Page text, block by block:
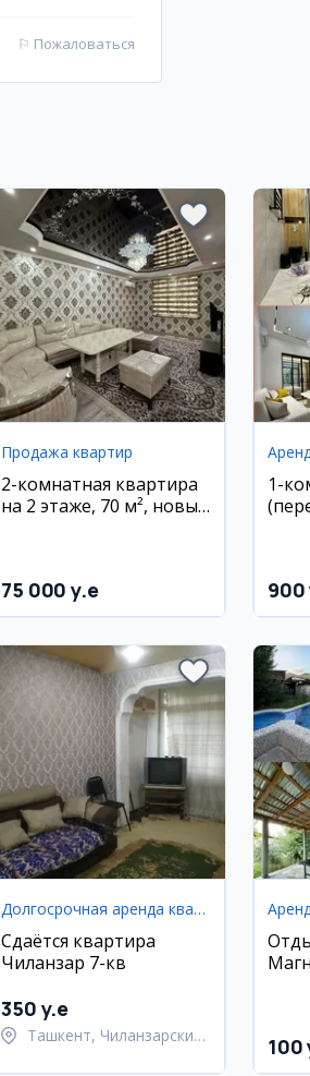
⚐ Пожаловаться
Продажа квартир
2-комнатная квартира
на 2 этаже, 70 м², новый
75 000 y.e
1-
900
Долгосрочная аренда квартир
Сдаётся квартира
Чиланзар 7-кв
350 y.e
Ташкент, Чиланзарский
100